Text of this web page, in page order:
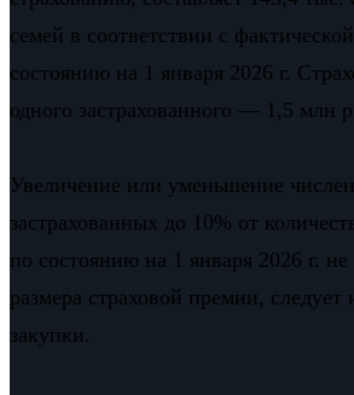
семей в соответствии с
состоянию на 1 января 2026 г.
одного застрахованного — 1,5 млн
Увеличение или уменьшение
застрахованных до 10% от
по состоянию на 1 января 2026 г. не
размера страховой премии, следует
закупки.